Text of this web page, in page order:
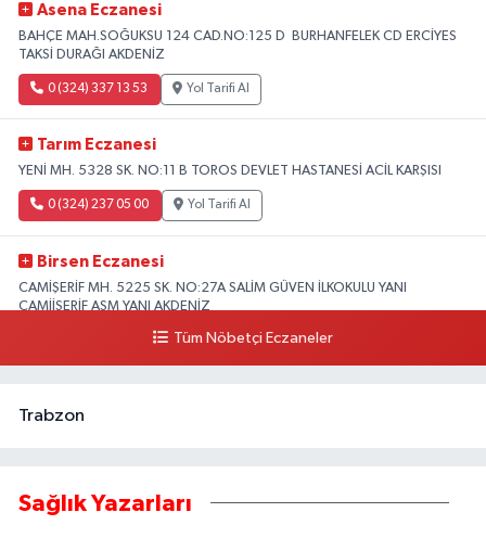
Asena Eczanesi
BAHÇE MAH.SOĞUKSU 124 CAD.NO:125 D BURHANFELEK CD ERCİYES
TAKSİ DURAĞI AKDENİZ
0 (324) 337 13 53 Yol Tarifi Al
Tarım Eczanesi
YENİ MH. 5328 SK. NO:11 B TOROS DEVLET HASTANESİ ACİL KARŞISI
0 (324) 237 05 00 Yol Tarifi Al
Birsen Eczanesi
CAMİŞERİF MH. 5225 SK. NO:27A SALİM GÜVEN İLKOKULU YANI
CAMİİŞERİF ASM YANI AKDENİZ
Yol Tarifi Al
Tüm Nöbetçi Eczaneler
Trabzon
Sağlık Yazarları